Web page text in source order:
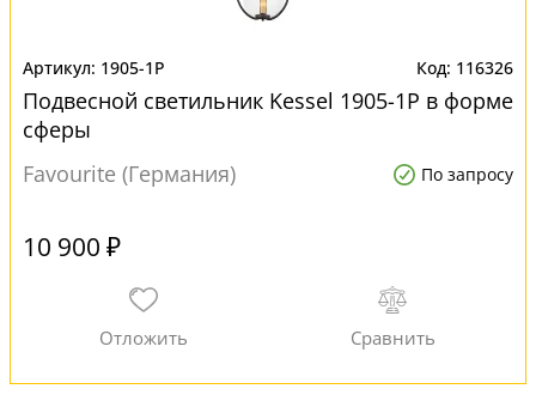
1905-1P 116326
Подвесной светильник Kessel 1905-1P в форме
сферы
Favourite (Германия)
По запросу
10 900 ₽